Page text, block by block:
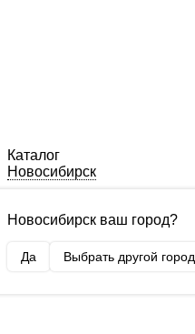
Каталог
Новосибирск
Новосибирск ваш город?
Да Выбрать другой город